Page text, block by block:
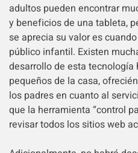
adultos pueden encontrar
y beneficios de una tableta,
se aprecia su valor es
público infantil. Existen
desarrollo de esta tecnología
pequeños de la casa,
los padres en cuanto al
que la herramienta “control
revisar todos los sitios web